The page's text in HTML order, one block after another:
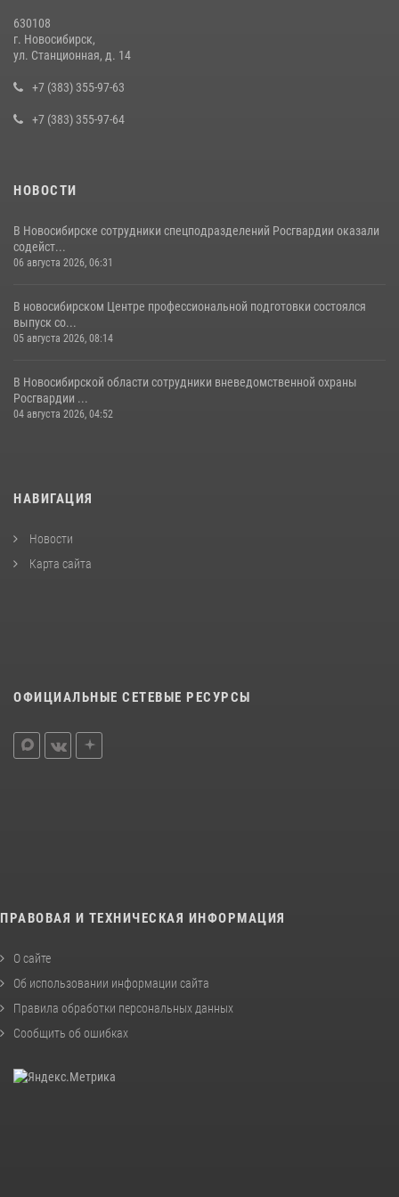
При силовой поддержке бойцов ОМОН и СОБР Росгвардии
в сфере страхования
29 июля 2026, 05:19
630108
г. Новосибирск,
ул. Станционная, д. 14
+7 (383) 355-97-63
+7 (383) 355-97-64
НОВОСТИ
В Новосибирске сотрудники спецподразделений Росгвардии оказали
содейст...
06 августа 2026, 06:31
В новосибирском Центре профессиональной подготовки состоялся
выпуск со...
05 августа 2026, 08:14
В Новосибирской области сотрудники вневедомственной охраны
Росгвардии ...
04 августа 2026, 04:52
НАВИГАЦИЯ
Новости
Карта сайта
ОФИЦИАЛЬНЫЕ СЕТЕВЫЕ РЕСУРСЫ
ПРАВОВАЯ И ТЕХНИЧЕСКАЯ ИНФОРМАЦИЯ
О сайте
Об использовании информации сайта
Правила обработки персональных данных
Сообщить об ошибках